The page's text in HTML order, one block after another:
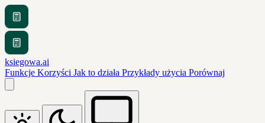
ksiegowa.ai
Funkcje Korzyści Jak to działa Przykłady użycia Porównaj